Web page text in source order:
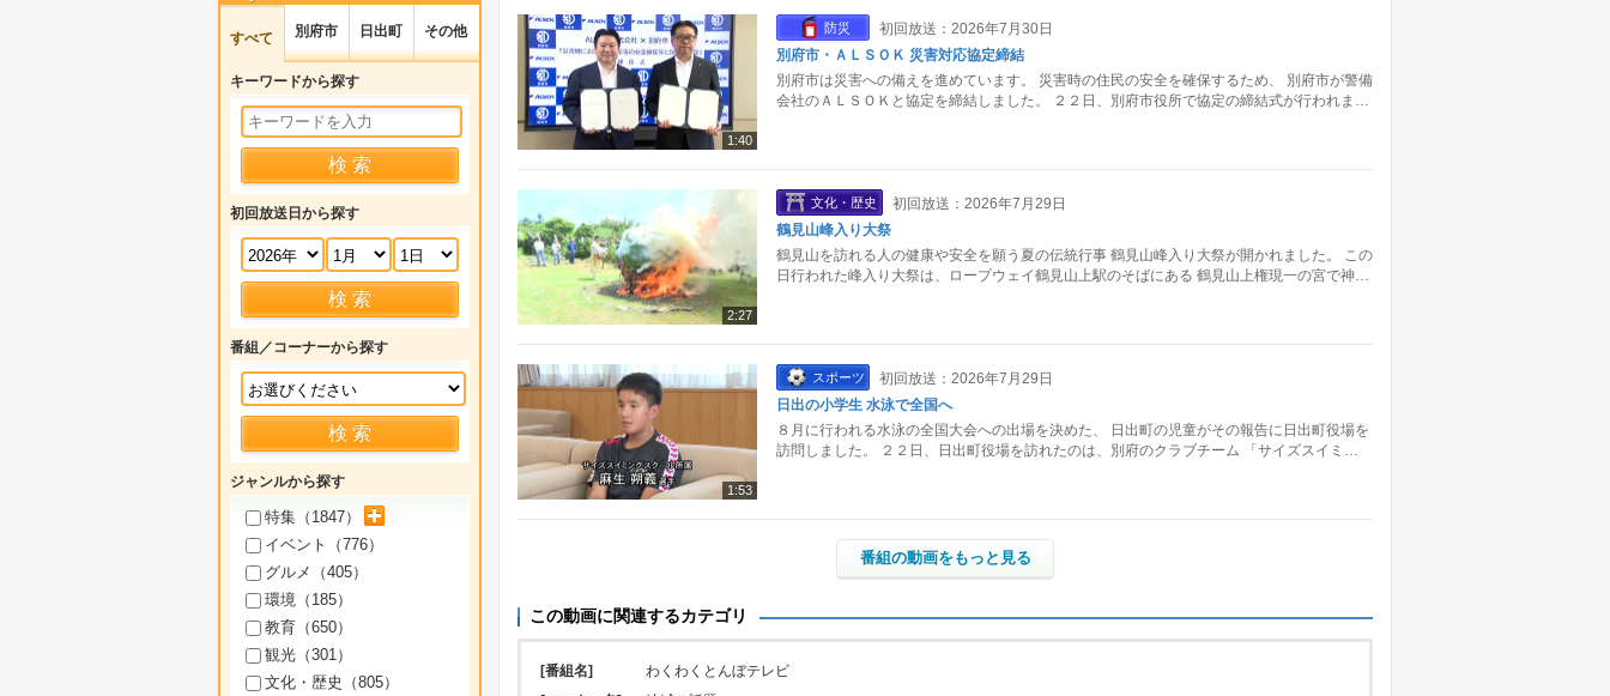
1:40
防災
初回放送：2026年7月30日
別府市・ＡＬＳＯＫ 災害対応協定締結
別府市は災害への備えを進めています。 災害時の住民の安全を確保するため、 別府市が警備
会社のＡＬＳＯＫと協定を締結しました。 ２２日、別府市役所で協定の締結式が行われま…
2:27
文化・歴史
初回放送：2026年7月29日
鶴見山峰入り大祭
鶴見山を訪れる人の健康や安全を願う夏の伝統行事 鶴見山峰入り大祭が開かれました。 この
日行われた峰入り大祭は、ロープウェイ鶴見山上駅のそばにある 鶴見山上権現一の宮で神…
1:53
スポーツ
初回放送：2026年7月29日
日出の小学生 水泳で全国へ
８月に行われる水泳の全国大会への出場を決めた、 日出町の児童がその報告に日出町役場を
訪問しました。 ２２日、日出町役場を訪れたのは、別府のクラブチーム 「サイズスイミ…
番組の動画をもっと見る
この動画に関連するカテゴリ
[番組名]
わくわくとんぼテレビ
すべて 別府市 日出町 その他
キーワードから探す
初回放送日から探す
番組／コーナーから探す
ジャンルから探す
特集（ 1847）
イベント（776）
グルメ（405）
環境（ 185）
教育（650）
観光（301）
文化・歴史（805）